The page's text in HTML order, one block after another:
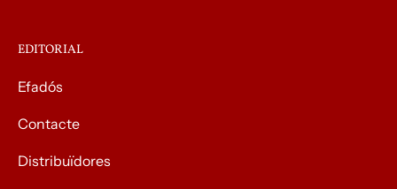
EDITORIAL
Efadós
Contacte
Distribuïdores